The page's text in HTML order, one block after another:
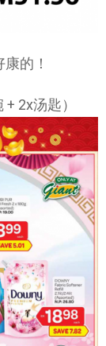
的！
2x汤匙）